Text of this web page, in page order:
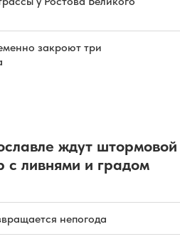
закроют три
ждут штормовой
с ливнями и градом
непогода